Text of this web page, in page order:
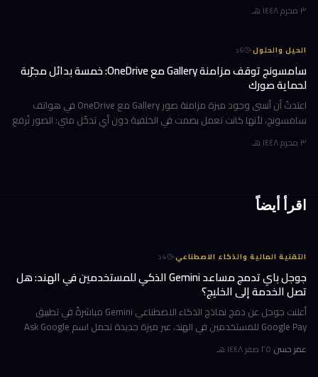
٣ محرم ١٤٤٨ هـ
الحيل والحلول·
6د
سامسونج توقف مزامنة Gallery مع OneDrive: خمسة بدائل مجرّبة
لحماية صورك
اعتدتُ أن أنسى وجود ميزة مزامنة صور Gallery مع OneDrive في هواتف
سامسونج، لأنها كانت تعمل بصمت في الخلفية دون أي تدخّل مني: الصور تُرفع
٣ محرم ١٤٤٨ هـ
اقرأ أيضاً
التقنية المالية والذكاء الاصطناعي·
4د
جوجل باي تدمج مساعد Gemini الذكي للمستخدمين في الهند: هل
تصل الخدمة إلى الخليج؟
أعلنت جوجل عن دمج نماذج الذكاء الاصطناعي Gemini مباشرةً في تطبيق
Google Pay للمستخدمين في الهند، عبر ميزة جديدة تحمل اسم Ask Google
عمر حسن·٢٥ صفر ١٤٤٨ هـ